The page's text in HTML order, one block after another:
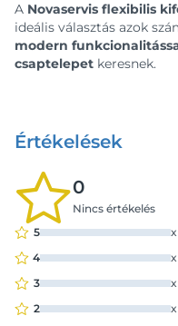
A Novaservis flexibilis
ideális választás azok
modern
csaptelepet keresnek.
Értékelések
0
Nincs értékelés
5
x
4
x
3
x
2
x